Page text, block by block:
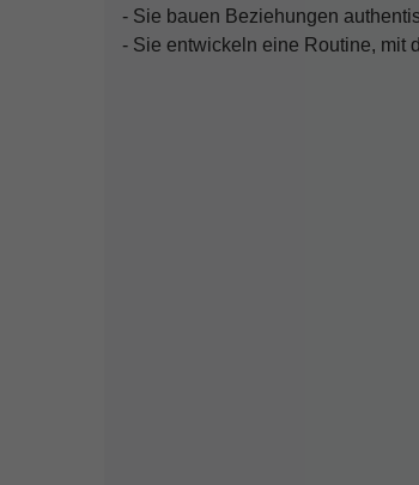
- Sie bauen Beziehungen
- Sie entwickeln eine Routine, mit